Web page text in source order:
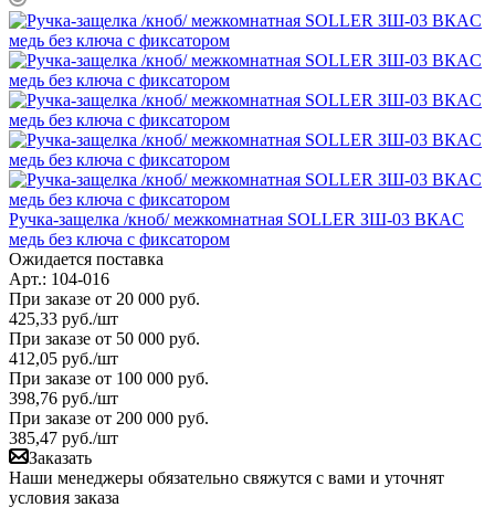
Ручка-защелка /кноб/ межкомнатная SOLLER ЗШ-03 ВКAC
медь без ключа с фиксатором
Ожидается поставка
Арт.: 104-016
При заказе от 20 000 руб.
425,33 руб./шт
При заказе от 50 000 руб.
412,05 руб./шт
При заказе от 100 000 руб.
398,76 руб./шт
При заказе от 200 000 руб.
385,47 руб./шт
Заказать
Наши менеджеры обязательно свяжутся с вами и уточнят
условия заказа